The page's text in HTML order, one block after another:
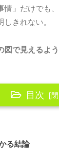
情」だけでも、
きれない。
図で見えるよ
目次
る結論